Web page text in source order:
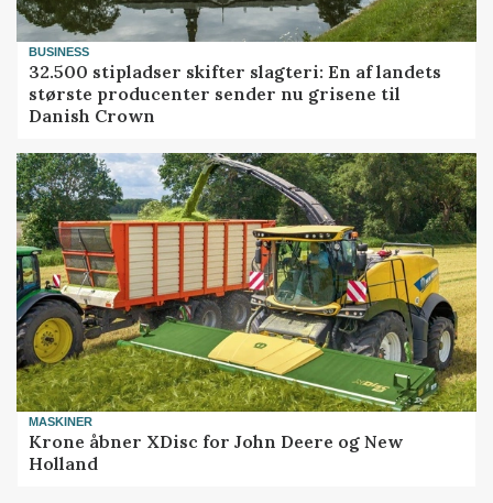
BUSINESS
32.500 stipladser skifter slagteri: En af landets
største producenter sender nu grisene til
Danish Crown
MASKINER
Krone åbner XDisc for John Deere og New
Holland